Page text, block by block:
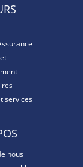
services
nous